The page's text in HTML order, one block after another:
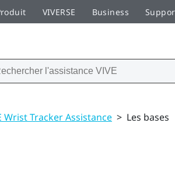
VIVERSE Business
Wrist Tracker Assistance > Les bases